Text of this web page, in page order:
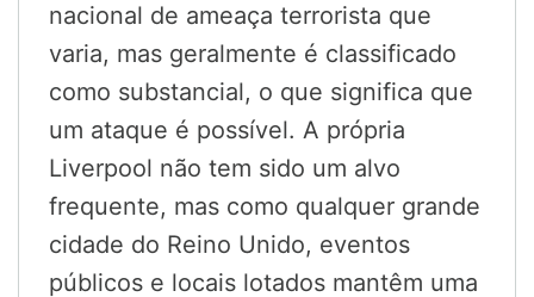
nacional de ameaça terrorista que
varia, mas geralmente é classificado
como substancial, o que significa que
um ataque é possível. A própria
Liverpool não tem sido um alvo
frequente, mas como qualquer grande
cidade do Reino Unido, eventos
públicos e locais lotados mantêm uma